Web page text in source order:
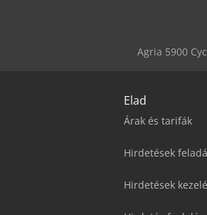
Agria 5900
Elad
Árak és tarifák
Hirdetések
Hirdetések